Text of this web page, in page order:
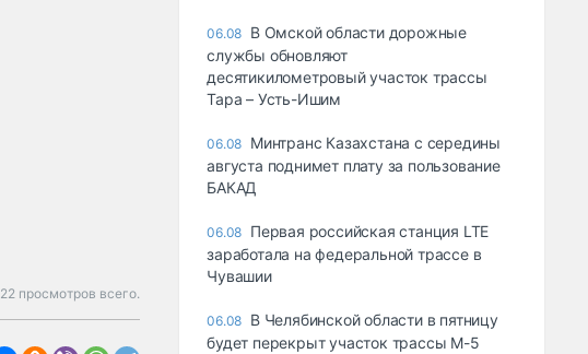
22 просмотров всего.
06.08 В Омской области дорожные
службы обновляют
десятикилометровый участок трассы
Тара – Усть-Ишим
06.08 Минтранс Казахстана с середины
августа поднимет плату за пользование
БАКАД
06.08 Первая российская станция LTE
заработала на федеральной трассе в
Чувашии
06.08 В Челябинской области в пятницу
будет перекрыт участок трассы М-5